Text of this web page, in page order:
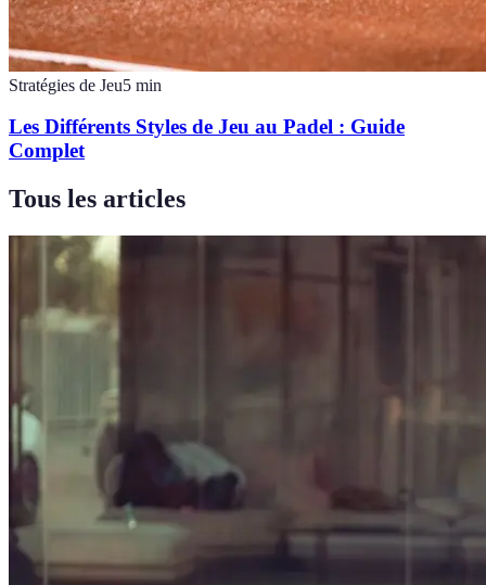
Stratégies de Jeu5 min
Les Différents Styles de Jeu au Padel : Guide
Complet
Tous les articles